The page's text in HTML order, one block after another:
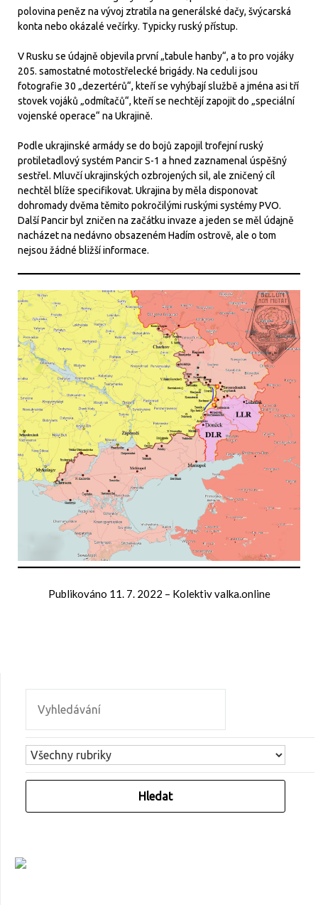
polovina peněz na vývoj ztratila na generálské dačy, švýcarská
konta nebo okázalé večírky. Typicky ruský přístup.
V Rusku se údajně objevila první „tabule hanby“, a to pro vojáky
205. samostatné motostřelecké brigády. Na ceduli jsou
fotografie 30 „dezertérů“, kteří se vyhýbají službě a jména asi tří
stovek vojáků „odmítačů“, kteří se nechtějí zapojit do „speciální
vojenské operace“ na Ukrajině.
Podle ukrajinské armády se do bojů zapojil trofejní ruský
protiletadlový systém Pancir S-1 a hned zaznamenal úspěšný
sestřel. Mluvčí ukrajinských ozbrojených sil, ale zničený cíl
nechtěl blíže specifikovat. Ukrajina by měla disponovat
dohromady dvěma těmito pokročilými ruskými systémy PVO.
Další Pancir byl zničen na začátku invaze a jeden se měl údajně
nacházet na nedávno obsazeném Hadím ostrově, ale o tom
nejsou žádné bližší informace.
Publikováno 11. 7. 2022 – Kolektiv valka.online